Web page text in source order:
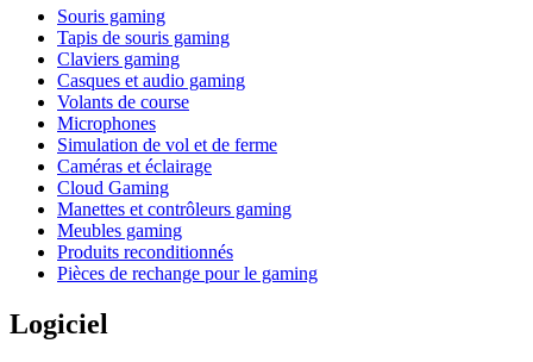
Souris gaming
Tapis de souris gaming
Claviers gaming
Casques et audio gaming
Volants de course
Microphones
Simulation de vol et de ferme
Caméras et éclairage
Cloud Gaming
Manettes et contrôleurs gaming
Meubles gaming
Produits reconditionnés
Pièces de rechange pour le gaming
Logiciel